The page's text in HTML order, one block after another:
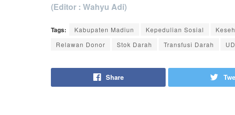
(Editor : Wahyu Adi)
Tags: Kabupaten Madiun Kepedulian Sosial
Relawan Donor
Stok Darah Transfusi Darah
Share